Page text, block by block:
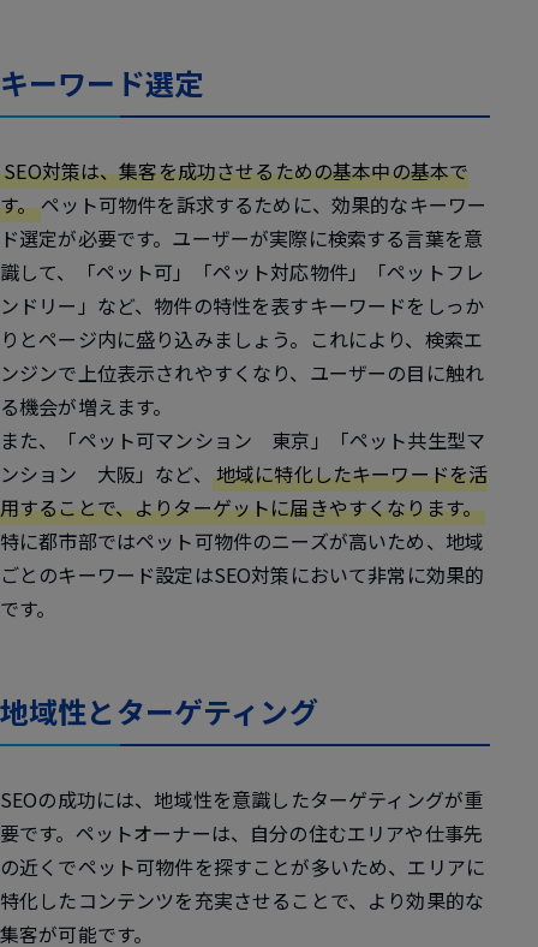
キーワード選定
SEO対策は、集客を成功させるための基本中の基本で
す。ペット可物件を訴求するために、効果的なキーワー
ド選定が必要です。ユーザーが実際に検索する言葉を意
識して、「ペット可」「ペット対応物件」「ペットフレ
ンドリー」など、物件の特性を表すキーワードをしっか
りとページ内に盛り込みましょう。これにより、検索エ
ンジンで上位表示されやすくなり、ユーザーの目に触れ
る機会が増えます。
また、「ペット可マンション 東京」「ペット共生型マ
ンション 大阪」など、
地域に特化したキーワードを活
用することで、よりターゲットに届きやすくなります。
特に都市部ではペット可物件のニーズが高いため、地域
ごとのキーワード設定はSEO対策において非常に効果的
です。
地域性とターゲティング
SEOの成功には、地域性を意識したターゲティングが重
要です。ペットオーナーは、自分の住むエリアや仕事先
の近くでペット可物件を探すことが多いため、エリアに
特化したコンテンツを充実させることで、より効果的な
集客が可能です。